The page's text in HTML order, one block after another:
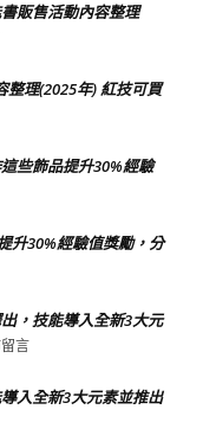
販售活動內容整理
整理(2025年) 紅技可買
些飾品提升30%經驗
升30%經驗值獎勵，分
，技能導入全新3大元
言
入全新3大元素並推出